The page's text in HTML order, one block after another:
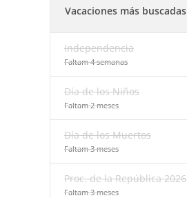
Vacaciones más buscadas
Independencia
Faltam 4 semanas
Día de los Niños
Faltam 2 meses
Día de los Muertos
Faltam 3 meses
Proc. de la República 2026
Faltam 3 meses